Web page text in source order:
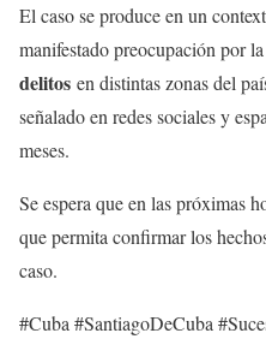
El caso se produce en un
manifestado preocupación por la
delitos en distintas zonas del
señalado en redes sociales y
meses.
Se espera que en las próximas
que permita confirmar los
caso.
#Cuba #SantiagoDeCuba